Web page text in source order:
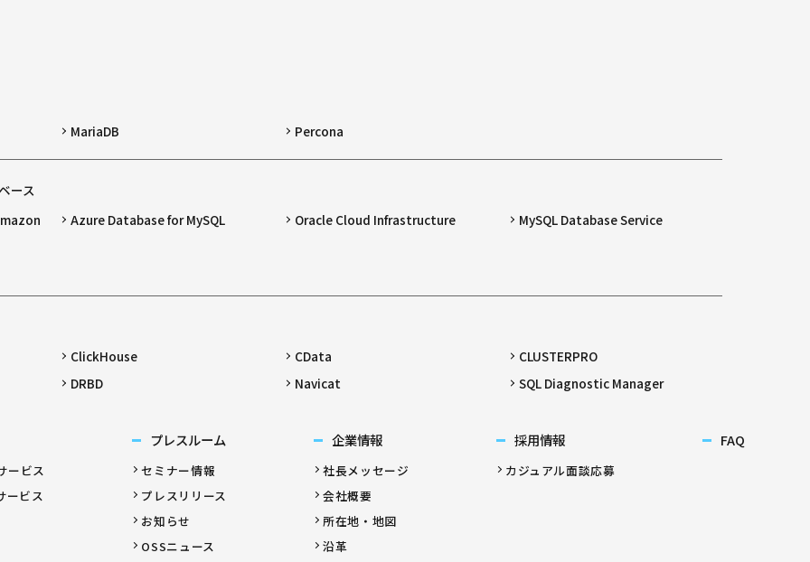
MariaDB Percona
ース
Azure Database for MySQL Oracle Cloud Infrastructure MySQL Database Service
ClickHouse CData
CLUSTERPRO
DRBD
Navicat SQL Diagnostic Manager
ービス
ービス
プレスルーム
セミナー情報
プレスリリース
お知らせ
OSSニュース
企業情報
社長メッセージ
会社概要
所在地・地図
沿革
採用情報
カジュアル面談応募
FAQ